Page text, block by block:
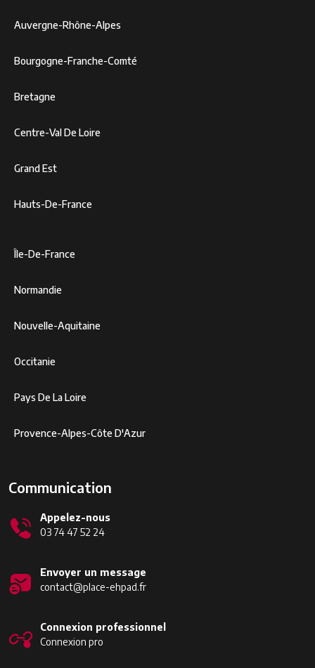
Auvergne-Rhône-Alpes
Bourgogne-Franche-Comté
Bretagne
Centre-Val De Loire
Grand Est
Hauts-De-France
Île-De-France
Normandie
Nouvelle-Aquitaine
Occitanie
Pays De La Loire
Provence-Alpes-Côte D'Azur
Communication
Appelez-nous
03 74 47 52 24
Envoyer un message
contact@place-ehpad.fr
Connexion professionnel
Connexion pro